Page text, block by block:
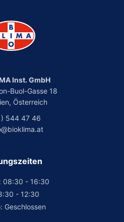
Inst. GmbH
Buol-Gasse 18
Österreich
544 47 46
08:30 - 16:30
- 12:30
Geschlossen